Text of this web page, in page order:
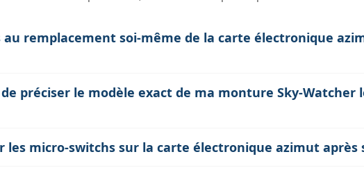
remplacement soi-même de la carte électronique
les polarités ou si les branchements sont incorrects. De plus, l'absence de
conseil pour éviter ces écueils.
préciser le modèle exact de ma monture Sky-Watcher
des moteurs et la précision des mouvements. En fournissant le
les micro-switchs sur la carte électronique azimut après